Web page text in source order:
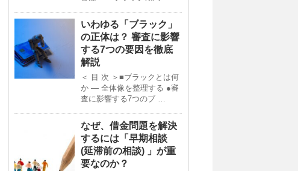
いわゆる「ブラック」
の正体は？ 審査に影響
する7つの要因を徹底
解説
＜ 目 次 ＞■ブラックとは何
か ― 全体像を整理する ●審
査に影響する7つのブ …
なぜ、借金問題を解決
するには「早期相談
(延滞前の相談) 」が重
要なのか？